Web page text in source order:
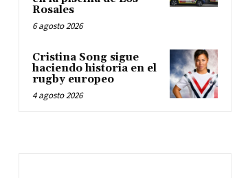
Rosales
6 agosto 2026
Cristina Song sigue
haciendo historia en el
rugby europeo
4 agosto 2026